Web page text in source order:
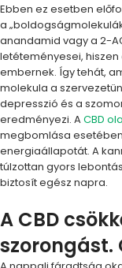
Ebben ez esetben
a
anandamid vagy a 2-
letéteményesei,
embernek. Így tehát,
molekula a
depresszió és a
eredményezi. ACBD
megbomlása
energiaállapotát. A
túlzottan gyors
biztosít egész napra.
A CBD
szorongást.